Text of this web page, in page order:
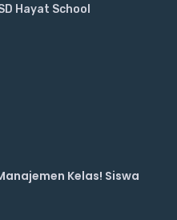
Hayat School
Kelas! Siswa